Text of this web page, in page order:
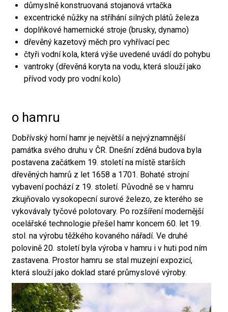
důmyslně konstruovaná stojanová vrtačka
excentrické nůžky na stříhání silných plátů železa
doplňkové hamernické stroje (brusky, dynamo)
dřevěný kazetový měch pro vyhřívací pec
čtyři vodní kola, která výše uvedené uvádí do pohybu
vantroky (dřevěná koryta na vodu, která slouží jako
přívod vody pro vodní kolo)
o hamru
Dobřívský horní hamr je největší a nejvýznamnější
památka svého druhu v ČR. Dnešní zděná budova byla
postavena začátkem 19. století na místě starších
dřevěných hamrů z let 1658 a 1701. Bohaté strojní
vybavení pochází z 19. století. Původně se v hamru
zkujňovalo vysokopecní surové železo, ze kterého se
vykovávaly tyčové polotovary. Po rozšíření modernější
ocelářské technologie přešel hamr koncem 60. let 19.
stol. na výrobu těžkého kovaného nářadí. Ve druhé
polovině 20. století byla výroba v hamru i v huti pod ním
zastavena. Prostor hamru se stal muzejní expozicí,
která slouží jako doklad staré průmyslové výroby.